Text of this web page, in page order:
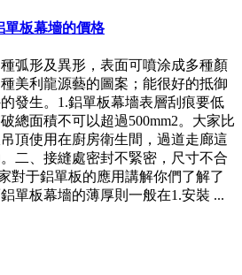
單板幕墻的價格
弧形及異形，表面可噴涂成多種顏
美利龍源藝的圖案；能很好的抵御
發生。1.鋁單板幕墻表層刮痕要低
總面積不可以超過500mm2。大家比
頂使用在廚房衛生間，過道走廊這
二、接縫處密封不緊密，尺寸不合
對于鋁單板的應用講解你們了解了
單板幕墻的薄厚則一般在1.安裝 ...